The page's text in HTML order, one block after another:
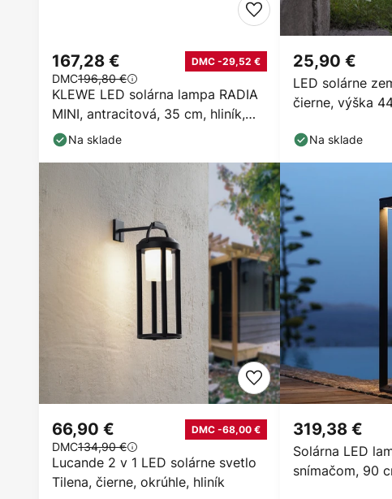
KLEWE LED solárna lampa RADIA
MINI, antracitová, 35 cm, hliník,
IP65
167,28 € DMC -29,52 €
DMC196,80 €
Na sklade
LED solárne
čierne, výška
25,90 €
Na sklade
Lucande 2 v 1 LED solárne svetlo
Tilena, čierne, okrúhle, hliník
66,90 € DMC -68,00 €
DMC134,90 €
Solárna LED
snímačom, 90
319,38 €